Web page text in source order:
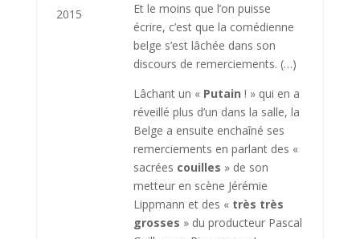
2015
Et le moins que l’on puisse
écrire, c’est que la comédienne
belge s’est lâchée dans son
discours de remerciements. (…)
Lâchant un « Putain ! » qui en a
réveillé plus d’un dans la salle, la
Belge a ensuite enchaîné ses
remerciements en parlant des «
sacrées couilles » de son
metteur en scène Jérémie
Lippmann et des « très très
grosses » du producteur Pascal